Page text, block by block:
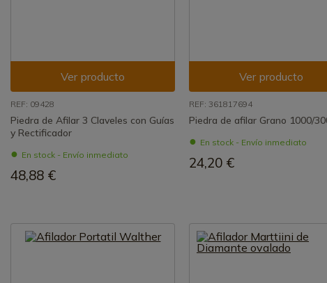
Ver producto
REF: 09428
Piedra de Afilar 3 Claveles con Guías
y Rectificador
En stock - Envío inmediato
48,88 €
Ver producto
REF: 361817694
Piedra de afilar Grano 1000/
En stock - Envío inmediato
24,20 €